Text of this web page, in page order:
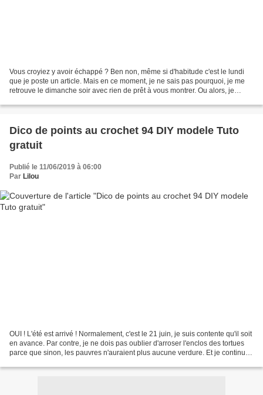
Vous croyiez y avoir échappé ? Ben non, même si d'habitude c'est le lundi
que je poste un article. Mais en ce moment, je ne sais pas pourquoi, je me
retrouve le dimanche soir avec rien de prêt à vous montrer. Ou alors, je
Dico de points au crochet 94 DIY modele Tuto
gratuit
Publié le 11/06/2019 à 06:00
Par Lilou
OUI ! L'été est arrivé ! Normalement, c'est le 21 juin, je suis contente qu'il soit
en avance. Par contre, je ne dois pas oublier d'arroser l'enclos des tortues
parce que sinon, les pauvres n'auraient plus aucune verdure. Et je continue